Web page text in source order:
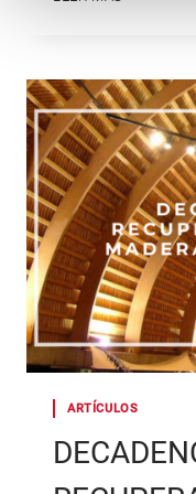
ARTÍCULOS